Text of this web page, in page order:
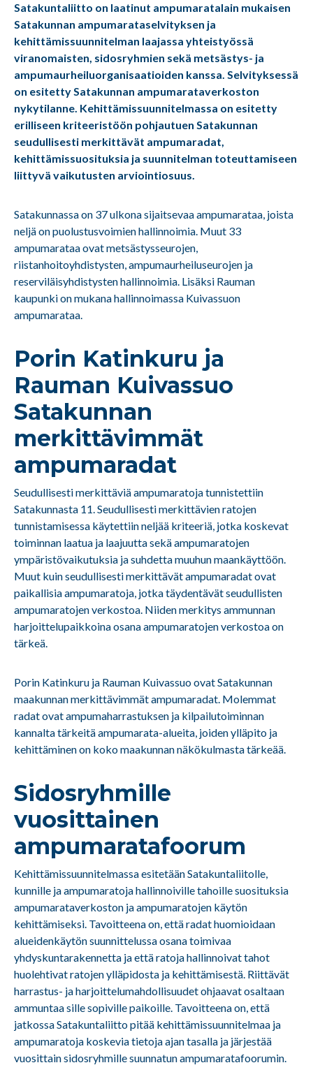
Satakuntaliitto on laatinut ampumaratalain mukaisen
Satakunnan ampumarataselvityksen ja
kehittämissuunnitelman laajassa yhteistyössä
viranomaisten, sidosryhmien sekä metsästys- ja
ampumaurheiluorganisaatioiden kanssa. Selvityksessä
on esitetty Satakunnan ampumarataverkoston
nykytilanne. Kehittämissuunnitelmassa on esitetty
erilliseen kriteeristöön pohjautuen Satakunnan
seudullisesti merkittävät ampumaradat,
kehittämissuosituksia ja suunnitelman toteuttamiseen
liittyvä vaikutusten arviointiosuus.
Satakunnassa on 37 ulkona sijaitsevaa ampumarataa, joista
neljä on puolustusvoimien hallinnoimia. Muut 33
ampumarataa ovat metsästysseurojen,
riistanhoitoyhdistysten, ampumaurheiluseurojen ja
reserviläisyhdistysten hallinnoimia. Lisäksi Rauman
kaupunki on mukana hallinnoimassa Kuivassuon
ampumarataa.
Porin Katinkuru ja
Rauman Kuivassuo
Satakunnan
merkittävimmät
ampumaradat
Seudullisesti merkittäviä ampumaratoja tunnistettiin
Satakunnasta 11. Seudullisesti merkittävien ratojen
tunnistamisessa käytettiin neljää kriteeriä, jotka koskevat
toiminnan laatua ja laajuutta sekä ampumaratojen
ympäristövaikutuksia ja suhdetta muuhun maankäyttöön.
Muut kuin seudullisesti merkittävät ampumaradat ovat
paikallisia ampumaratoja, jotka täydentävät seudullisten
ampumaratojen verkostoa. Niiden merkitys ammunnan
harjoittelupaikkoina osana ampumaratojen verkostoa on
tärkeä.
Porin Katinkuru ja Rauman Kuivassuo ovat Satakunnan
maakunnan merkittävimmät ampumaradat. Molemmat
radat ovat ampumaharrastuksen ja kilpailutoiminnan
kannalta tärkeitä ampumarata-alueita, joiden ylläpito ja
kehittäminen on koko maakunnan näkökulmasta tärkeää.
Sidosryhmille
vuosittainen
ampumaratafoorum
Kehittämissuunnitelmassa esitetään Satakuntaliitolle,
kunnille ja ampumaratoja hallinnoiville tahoille suosituksia
ampumarataverkoston ja ampumaratojen käytön
kehittämiseksi. Tavoitteena on, että radat huomioidaan
alueidenkäytön suunnittelussa osana toimivaa
yhdyskuntarakennetta ja että ratoja hallinnoivat tahot
huolehtivat ratojen ylläpidosta ja kehittämisestä. Riittävät
harrastus- ja harjoittelumahdollisuudet ohjaavat osaltaan
ammuntaa sille sopiville paikoille. Tavoitteena on, että
jatkossa Satakuntaliitto pitää kehittämissuunnitelmaa ja
ampumaratoja koskevia tietoja ajan tasalla ja järjestää
vuosittain sidosryhmille suunnatun ampumaratafoorumin.